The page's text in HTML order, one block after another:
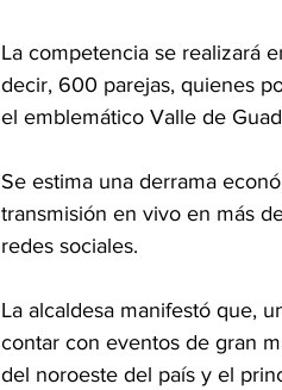
La competencia se realizará
decir, 600 parejas, quienes
el emblemático Valle de
Se estima una derrama
transmisión en vivo en más
redes sociales.
La alcaldesa manifestó que,
contar con eventos de gran
del noroeste del país y el